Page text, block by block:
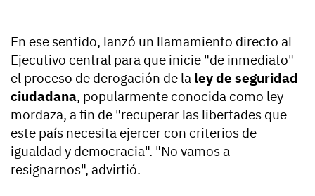
En ese sentido, lanzó un llamamiento directo al
Ejecutivo central para que inicie "de inmediato"
el proceso de derogación de la ley de seguridad
ciudadana, popularmente conocida como ley
mordaza, a fin de "recuperar las libertades que
este país necesita ejercer con criterios de
igualdad y democracia". "No vamos a
resignarnos", advirtió.